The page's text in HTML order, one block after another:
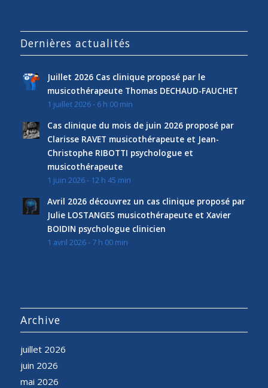
Dernières actualités
Juillet 2026 Cas clinique proposé par le
musicothérapeute Thomas DECHAUD-FAUCHET
1 juillet 2026 - 6 h 00 min
Cas clinique du mois de juin 2026 proposé par
Clarisse RAVET musicothérapeute et Jean-
Christophe RIBOTTI psychologue et
musicothérapeute
1 juin 2026 - 12 h 45 min
Avril 2026 découvrez un cas clinique proposé par
Julie LOSTANGES musicothérapeute et Xavier
BOIDIN psychologue clinicien
1 avril 2026 - 7 h 00 min
Archive
juillet 2026
juin 2026
mai 2026